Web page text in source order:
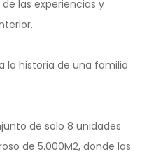
las experiencias y
la historia de una familia
de solo 8 unidades
de 5.000M2, donde las